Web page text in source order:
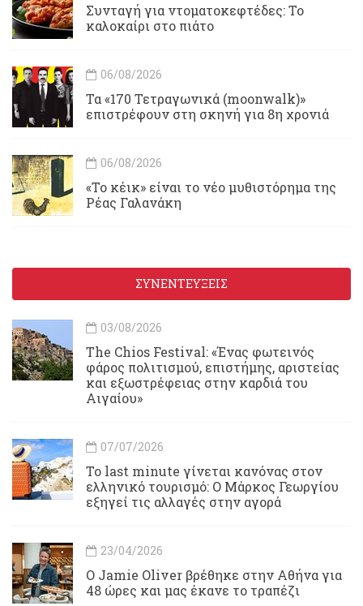
Συνταγή για ντοματοκεφτέδες: Το
καλοκαίρι στο πιάτο
06/08/2026
Τα «170 Τετραγωνικά (moonwalk)»
επιστρέφουν στη σκηνή για 8η χρονιά
06/08/2026
«Το κέικ» είναι το νέο μυθιστόρημα της
Ρέας Γαλανάκη
ΣΥΝΕΝΤΕΥΞΕΙΣ
03/08/2026
Τhe Chios Festival: «Ένας φωτεινός
φάρος πολιτισμού, επιστήμης, αριστείας
και εξωστρέφειας στην καρδιά του
Αιγαίου»
07/07/2026
Το last minute γίνεται κανόνας στον
ελληνικό τουρισμό: Ο Μάρκος Γεωργίου
εξηγεί τις αλλαγές στην αγορά
23/04/2026
Ο Jamie Oliver βρέθηκε στην Αθήνα για
48 ώρες και μας έκανε το τραπέζι